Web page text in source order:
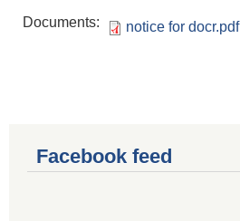
Documents: notice for docr.pdf
Facebook feed